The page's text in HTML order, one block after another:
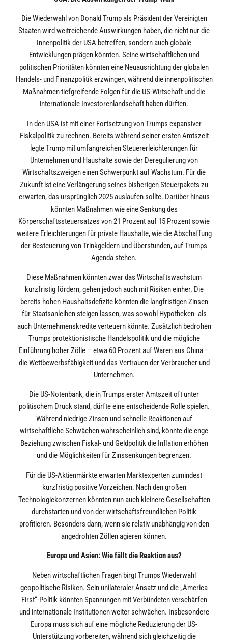
Die Wiederwahl von Donald Trump als Präsident der Vereinigten
Staaten wird weitreichende Auswirkungen haben, die nicht nur die
Innenpolitik der USA betreffen, sondern auch globale
Entwicklungen prägen könnten. Seine wirtschaftlichen und
politischen Prioritäten könnten eine Neuausrichtung der globalen
Handels- und Finanzpolitik erzwingen, während die innenpolitischen
Maßnahmen tiefgreifende Folgen für die US-Wirtschaft und die
internationale Investorenlandschaft haben dürften.
In den USA ist mit einer Fortsetzung von Trumps expansiver
Fiskalpolitik zu rechnen. Bereits während seiner ersten Amtszeit
legte Trump mit umfangreichen Steuererleichterungen für
Unternehmen und Haushalte sowie der Deregulierung von
Wirtschaftszweigen einen Schwerpunkt auf Wachstum. Für die
Zukunft ist eine Verlängerung seines bisherigen Steuerpakets zu
erwarten, das ursprünglich 2025 auslaufen sollte. Darüber hinaus
könnten Maßnahmen wie eine Senkung des
Körperschaftssteuersatzes von 21 Prozent auf 15 Prozent sowie
weitere Erleichterungen für private Haushalte, wie die Abschaffung
der Besteuerung von Trinkgeldern und Überstunden, auf Trumps
Agenda stehen.
Diese Maßnahmen könnten zwar das Wirtschaftswachstum
kurzfristig fördern, gehen jedoch auch mit Risiken einher. Die
bereits hohen Haushaltsdefizite könnten die langfristigen Zinsen
für Staatsanleihen steigen lassen, was sowohl Hypotheken- als
auch Unternehmenskredite verteuern könnte. Zusätzlich bedrohen
Trumps protektionistische Handelspolitik und die mögliche
Einführung hoher Zölle – etwa 60 Prozent auf Waren aus China –
die Wettbewerbsfähigkeit und das Vertrauen der Verbraucher und
Unternehmen.
Die US-Notenbank, die in Trumps erster Amtszeit oft unter
politischem Druck stand, dürfte eine entscheidende Rolle spielen.
Während niedrige Zinsen und schnelle Reaktionen auf
wirtschaftliche Schwächen wahrscheinlich sind, könnte die enge
Beziehung zwischen Fiskal- und Geldpolitik die Inflation erhöhen
und die Möglichkeiten für Zinssenkungen begrenzen.
Für die US-Aktienmärkte erwarten Marktexperten zumindest
kurzfristig positive Vorzeichen. Nach den großen
Technologiekonzernen könnten nun auch kleinere Gesellschaften
durchstarten und von der wirtschaftsfreundlichen Politik
profitieren. Besonders dann, wenn sie relativ unabhängig von den
angedrohten Zöllen agieren können.
Europa und Asien: Wie fällt die Reaktion aus?
Neben wirtschaftlichen Fragen birgt Trumps Wiederwahl
geopolitische Risiken. Sein unilateraler Ansatz und die „America
First“-Politik könnten Spannungen mit Verbündeten verschärfen
und internationale Institutionen weiter schwächen. Insbesondere
Europa muss sich auf eine mögliche Reduzierung der US-
Unterstützung vorbereiten, während sich gleichzeitig die